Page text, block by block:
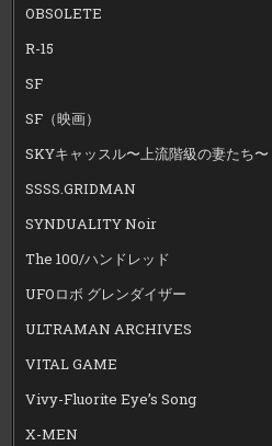
OBSOLETE
R-15
SF
SF（映画）
SKYキャッスル〜上流階級の妻たち〜
SSSS.GRIDMAN
SYNDUALITY Noir
The 100/ハンドレッド
UFOロボ グレンダイザー
ULTRAMAN ARCHIVES
VITAL GAME
Vivy-Fluorite Eye’s Song
X-MEN